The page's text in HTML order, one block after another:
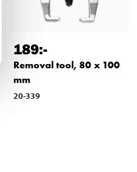
189:-
Removal tool, 80 x 100
mm
20-339